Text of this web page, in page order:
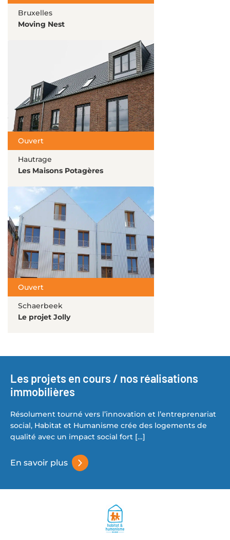
Bruxelles
Moving Nest
Ouvert
Hautrage
Les Maisons Potagères
Ouvert
Schaerbeek
Le projet Jolly
Les projets en cours / nos réalisations
immobilières
Résolument tourné vers l’innovation et l’entreprenariat
social, Habitat et Humanisme crée des logements de
qualité avec un impact social fort […]
En savoir plus